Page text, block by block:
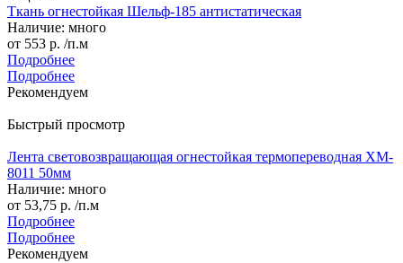
Ткань огнестойкая Шельф-185 антистатическая
Наличие: много
от 553 р. /п.м
Подробнее
Подробнее
Рекомендуем
Быстрый просмотр
Лента световозвращающая огнестойкая термопереводная XM-
8011 50мм
Наличие: много
от 53,75 р. /п.м
Подробнее
Подробнее
Рекомендуем